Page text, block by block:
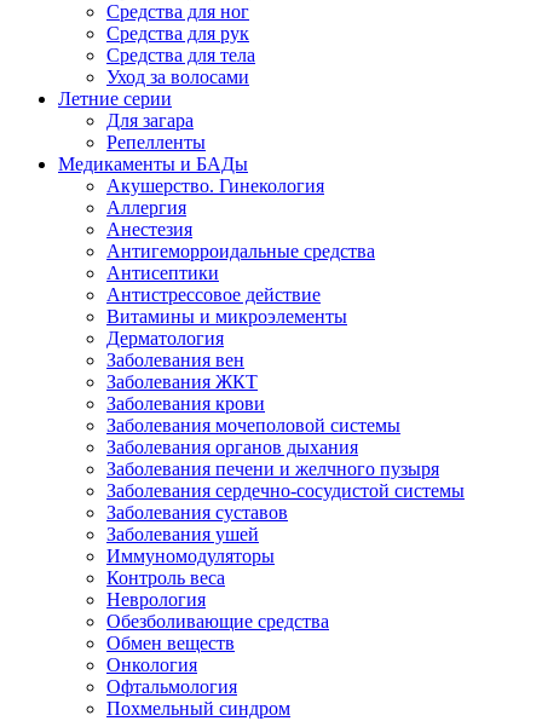
Средства для ног
Средства для рук
Средства для тела
Уход за волосами
Летние серии
Для загара
Репелленты
Медикаменты и БАДы
Акушерство. Гинекология
Аллергия
Анестезия
Антигеморроидальные средства
Антисептики
Антистрессовое действие
Витамины и микроэлементы
Дерматология
Заболевания вен
Заболевания ЖКТ
Заболевания крови
Заболевания мочеполовой системы
Заболевания органов дыхания
Заболевания печени и желчного пузыря
Заболевания сердечно-сосудистой системы
Заболевания суставов
Заболевания ушей
Иммуномодуляторы
Контроль веса
Неврология
Обезболивающие средства
Обмен веществ
Онкология
Офтальмология
Похмельный синдром